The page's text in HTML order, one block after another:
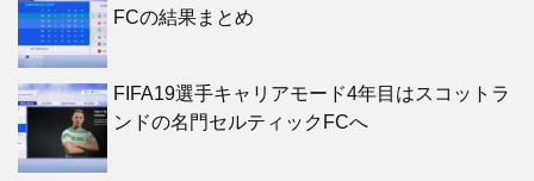
FCの結果まとめ
FIFA19選手キャリアモード4年目はスコットラ
ンドの名門セルティックFCへ